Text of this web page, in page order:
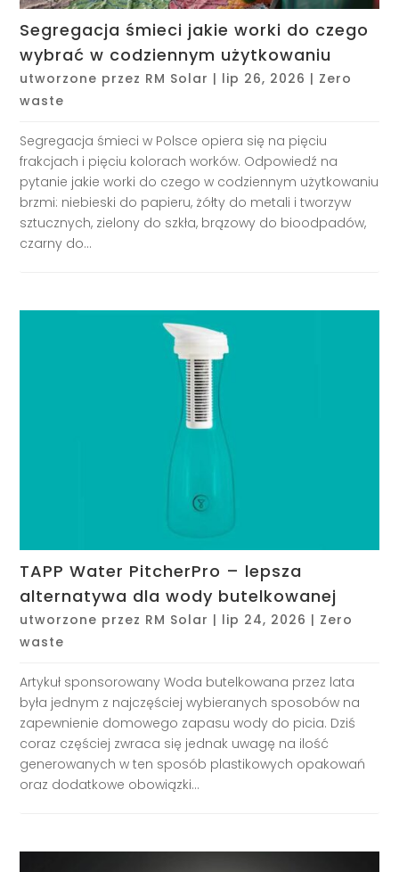
Segregacja śmieci jakie worki do czego
wybrać w codziennym użytkowaniu
utworzone przez RM Solar | lip 26, 2026 | Zero
waste
Segregacja śmieci w Polsce opiera się na pięciu
frakcjach i pięciu kolorach worków. Odpowiedź na
pytanie jakie worki do czego w codziennym użytkowaniu
brzmi: niebieski do papieru, żółty do metali i tworzyw
sztucznych, zielony do szkła, brązowy do bioodpadów,
czarny do...
TAPP Water PitcherPro – lepsza
alternatywa dla wody butelkowanej
utworzone przez RM Solar | lip 24, 2026 | Zero
waste
Artykuł sponsorowany Woda butelkowana przez lata
była jednym z najczęściej wybieranych sposobów na
zapewnienie domowego zapasu wody do picia. Dziś
coraz częściej zwraca się jednak uwagę na ilość
generowanych w ten sposób plastikowych opakowań
oraz dodatkowe obowiązki...